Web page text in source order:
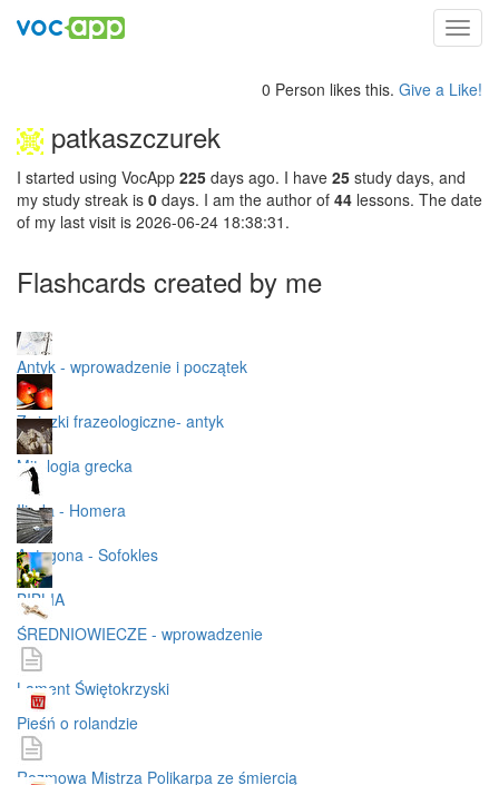
0 Person likes this. Give a Like!
patkaszczurek
I started using VocApp 225 days ago. I have 25 study days, and
my study streak is 0 days. I am the author of 44 lessons. The date
of my last visit is 2026-06-24 18:38:31.
Flashcards created by me
Antyk - wprowadzenie i początek
Związki frazeologiczne- antyk
Mitologia grecka
Iliada - Homera
Antygona - Sofokles
BIBLIA
ŚREDNIOWIECZE - wprowadzenie
Lament Świętokrzyski
Pieśń o rolandzie
Rozmowa Mistrza Polikarpa ze śmiercią